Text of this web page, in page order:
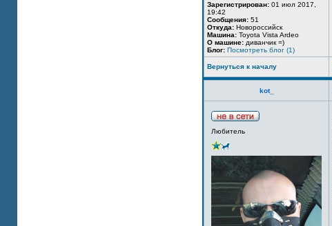
Зарегистрирован: 01 июл 2017,
19:42
Сообщения: 51
Откуда: Новороссийск
Машина: Toyota Vista Ardeo
О машине: диванчик =)
Блог: Посмотреть блог (1)
Вернуться к началу
kot_
Любитель